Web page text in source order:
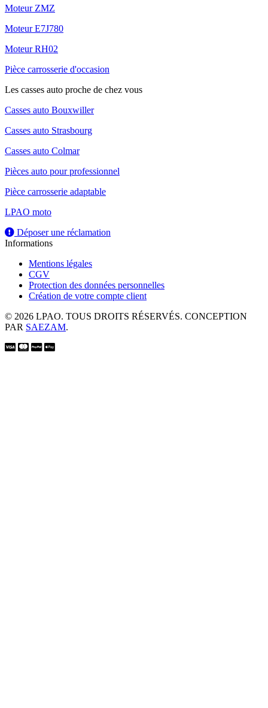
Moteur ZMZ
Moteur E7J780
Moteur RH02
Pièce carrosserie d'occasion
Les casses auto proche de chez vous
Casses auto Bouxwiller
Casses auto Strasbourg
Casses auto Colmar
Pièces auto pour professionnel
Pièce carrosserie adaptable
LPAO moto
Déposer une réclamation
Informations
Mentions légales
CGV
Protection des données personnelles
Création de votre compte client
© 2026 LPAO. TOUS DROITS RÉSERVÉS. CONCEPTION
PAR SAEZAM.